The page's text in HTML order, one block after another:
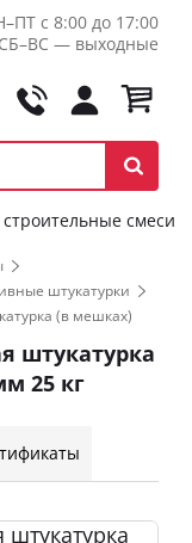
Оптовикам
с 8:00 до 17:00
СБ–ВС — выходные
смеси
штукатурки
(в мешках)
штукатурка
25 кг